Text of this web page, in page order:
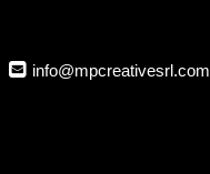
info@mpcreativesrl.com